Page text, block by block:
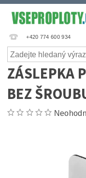
+420 774 600 934
ZÁSLEPKA
BEZ